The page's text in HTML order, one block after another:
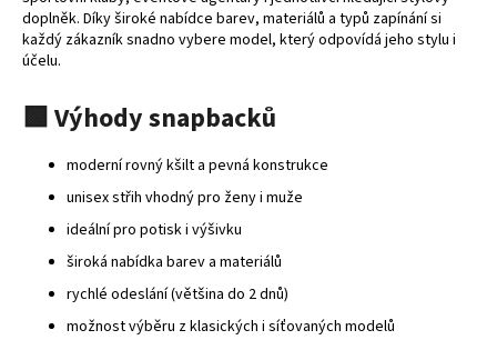
doplněk. Díky široké nabídce barev, materiálů a typů zapínání si
každý zákazník snadno vybere model, který odpovídá jeho stylu i
účelu.
🟩 Výhody snapbacků
moderní rovný kšilt a pevná konstrukce
unisex střih vhodný pro ženy i muže
ideální pro potisk i výšivku
široká nabídka barev a materiálů
rychlé odeslání (většina do 2 dnů)
možnost výběru z klasických i síťovaných modelů
D
p
o